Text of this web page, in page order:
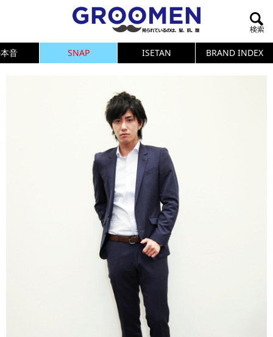
音 SNAP ISETAN BRAND INDEX